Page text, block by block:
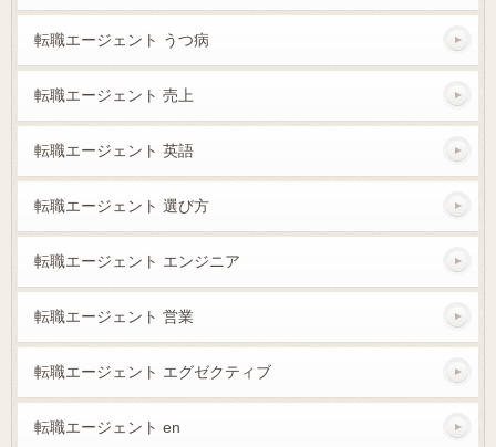
転職エージェント うつ病
転職エージェント 売上
転職エージェント 英語
転職エージェント 選び方
転職エージェント エンジニア
転職エージェント 営業
転職エージェント エグゼクティブ
転職エージェント en